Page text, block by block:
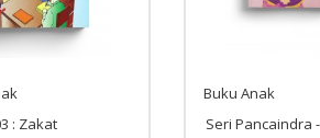
-
Buku Anak
Cerita Si Domba